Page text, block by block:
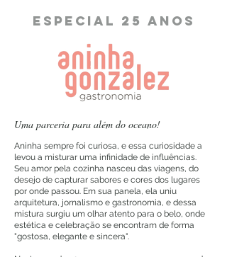
Especial 25 anos
Uma parceria para além do oceano!
Aninha sempre foi curiosa, e essa curiosidade a
levou a misturar uma infinidade de influências.
Seu amor pela cozinha nasceu das viagens, do
desejo de capturar sabores e cores dos lugares
por onde passou. Em sua panela, ela uniu
arquitetura, jornalismo e gastronomia, e dessa
mistura surgiu um olhar atento para o belo, onde
estética e celebração se encontram de forma
"gostosa, elegante e sincera".